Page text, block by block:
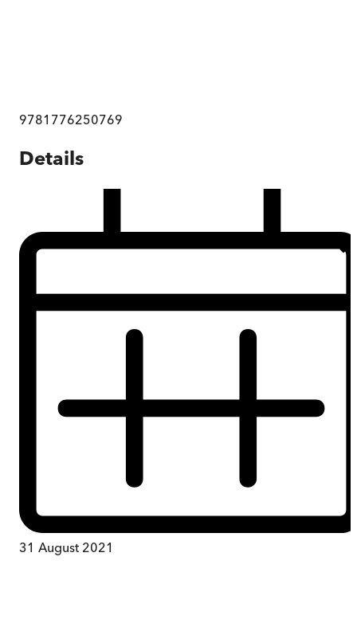
9781776250769
Details
31 August 2021